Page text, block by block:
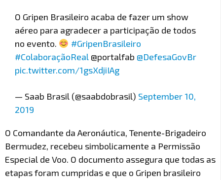
O Gripen Brasileiro acaba de fazer um show
aéreo para agradecer a participação de todos
no evento.
#GripenBrasileiro
#ColaboraçãoReal @portalfab @DefesaGovBr
pic.twitter.com/1gsXdjiIAg
— Saab Brasil (@saabdobrasil) September 10,
2019
O Comandante da Aeronáutica, Tenente-Brigadeiro
Bermudez, recebeu simbolicamente a Permissão
Especial de Voo. O documento assegura que todas as
etapas foram cumpridas e que o Gripen brasileiro